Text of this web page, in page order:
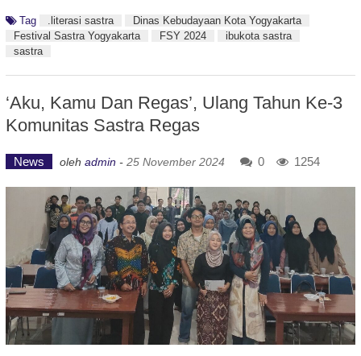
Tag .literasi sastra
Dinas Kebudayaan Kota Yogyakarta
Festival Sastra Yogyakarta
FSY 2024
ibukota sastra
sastra
‘Aku, Kamu Dan Regas’, Ulang Tahun Ke-3
Komunitas Sastra Regas
News oleh admin - 25 November 2024 0 1254